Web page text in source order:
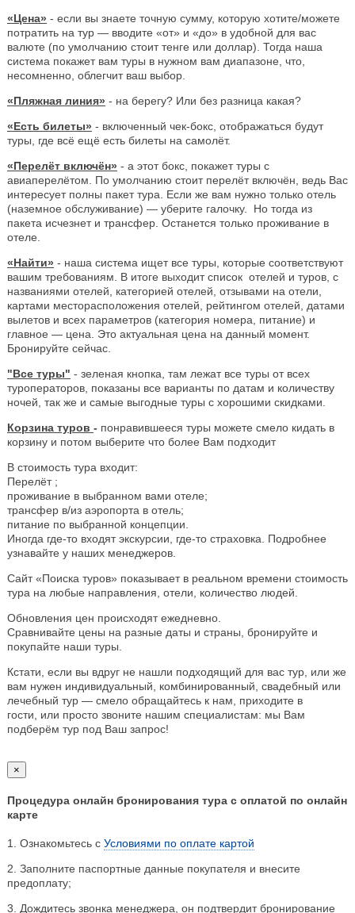
«Цена» - если вы знаете точную сумму, которую хотите/можете
потратить на тур — вводите «от» и «до» в удобной для вас
валюте (по умолчанию стоит тенге или доллар). Тогда наша
система покажет вам туры в нужном вам диапазоне, что,
несомненно, облегчит ваш выбор.
«Пляжная линия» - на берегу? Или без разница какая?
«Есть билеты» - включенный чек-бокс, отображаться будут
туры, где всё ещё есть билеты на самолёт.
«Перелёт включён» - а этот бокс, покажет туры с
авиаперелётом. По умолчанию стоит перелёт включён, ведь Вас
интересует полны пакет тура. Если же вам нужно только отель
(наземное обслуживание) — уберите галочку. Но тогда из
пакета исчезнет и трансфер. Останется только проживание в
отеле.
«Найти» - наша система ищет все туры, которые соответствуют
вашим требованиям. В итоге выходит список отелей и туров, с
названиями отелей, категорией отелей, отзывами на отели,
картами месторасположения отелей, рейтингом отелей, датами
вылетов и всех параметров (категория номера, питание) и
главное — цена. Это актуальная цена на данный момент.
Бронируйте сейчас.
"Все туры" - зеленая кнопка, там лежат все туры от всех
туроператоров, показаны все варианты по датам и количеству
ночей, так же и самые выгодные туры с хорошими скидками.
Корзина туров - понравившееся туры можете смело кидать в
корзину и потом выберите что более Вам подходит
В стоимость тура входит:
Перелёт ;
проживание в выбранном вами отеле;
трансфер в/из аэропорта в отель;
питание по выбранной концепции.
Иногда где-то входят экскурсии, где-то страховка. Подробнее
узнавайте у наших менеджеров.
Сайт «Поиска туров» показывает в реальном времени стоимость
тура на любые направления, отели, количество людей.
Обновления цен происходят ежедневно.
Сравнивайте цены на разные даты и страны, бронируйте и
покупайте наши туры.
Кстати, если вы вдруг не нашли подходящий для вас тур, или же
вам нужен индивидуальный, комбинированный, свадебный или
лечебный тур — смело обращайтесь к нам, приходите в
гости, или просто звоните нашим специалистам: мы Вам
подберём тур под Ваш запрос!
×
Процедура онлайн бронирования тура с оплатой по онлайн
карте
1. Ознакомьтесь с Условиями по оплате картой
2. Заполните паспортные данные покупателя и внесите
предоплату;
3. Дождитесь звонка менеджера, он подтвердит бронирование